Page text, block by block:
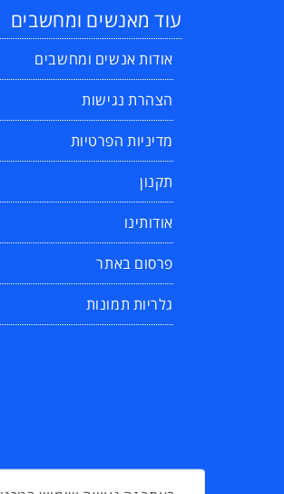
עוד מאנשים ומחשבים
אודות אנשים ומחשבים
הצהרת נגישות
מדיניות הפרטיות
תקנון
אודותינו
פרסום באתר
גלריות תמונות